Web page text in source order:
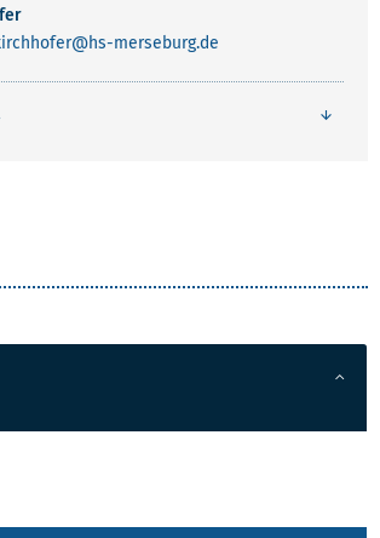
@hs-merseburg.de